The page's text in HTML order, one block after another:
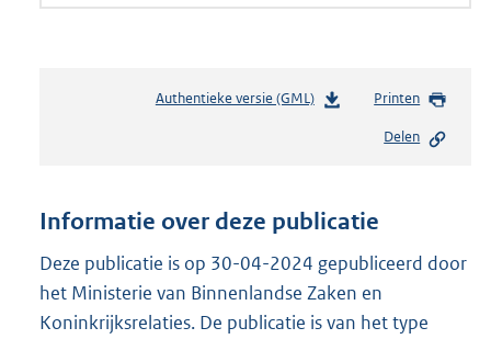
Authentieke versie (GML)b
n
s
g
r
o
Printen
Delen
Informatie over deze publicatie
Deze publicatie is op 30-04-2024 gepubliceerd door
het Ministerie van Binnenlandse Zaken en
Koninkrijksrelaties. De publicatie is van het type